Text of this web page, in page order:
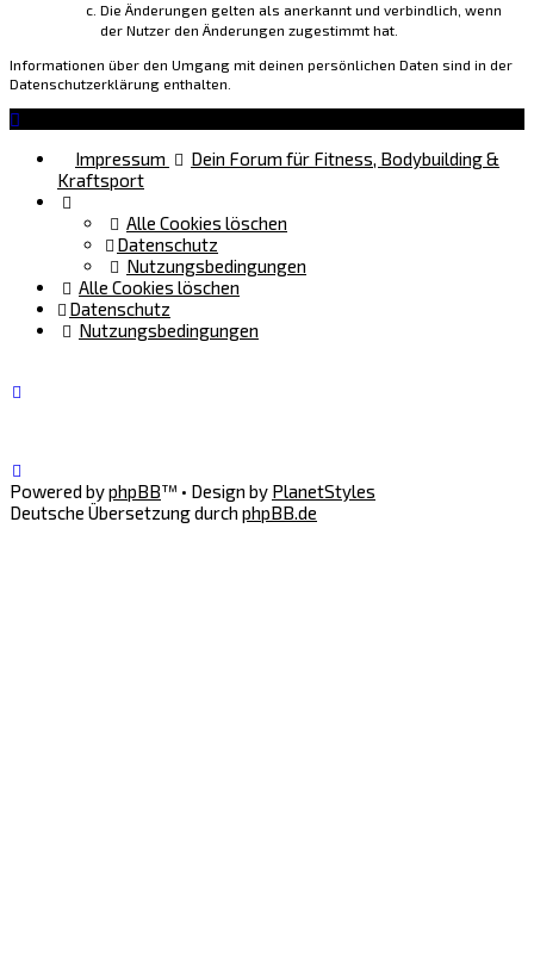
Die Änderungen gelten als anerkannt und verbindlich, wenn
der Nutzer den Änderungen zugestimmt hat.
Informationen über den Umgang mit deinen persönlichen Daten sind in der
Datenschutzerklärung enthalten.
Impressum
Dein Forum für Fitness, Bodybuilding &
Kraftsport
Alle Cookies löschen
Datenschutz
Nutzungsbedingungen
Alle Cookies löschen
Datenschutz
Nutzungsbedingungen
Powered byphpBB™ • Design by PlanetStyles
Deutsche Übersetzung durch phpBB.de